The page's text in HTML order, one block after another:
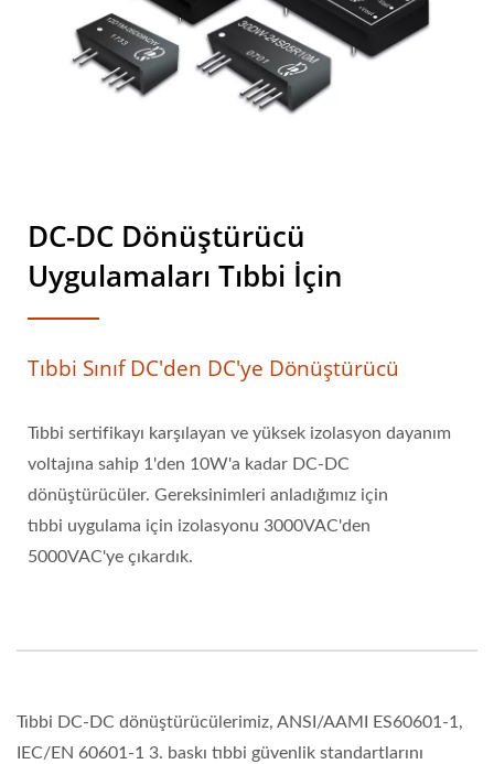
DC-DC Dönüştürücü
Uygulamaları Tıbbi İçin
Tıbbi Sınıf DC'den DC'ye Dönüştürücü
Tıbbi sertifikayı karşılayan ve yüksek izolasyon dayanım
voltajına sahip 1'den 10W'a kadar DC-DC
dönüştürücüler. Gereksinimleri anladığımız için
tıbbi uygulama için izolasyonu 3000VAC'den
5000VAC'ye çıkardık.
Tıbbi DC-DC dönüştürücülerimiz, ANSI/AAMI ES60601-1,
IEC/EN 60601-1 3. baskı tıbbi güvenlik standartlarını